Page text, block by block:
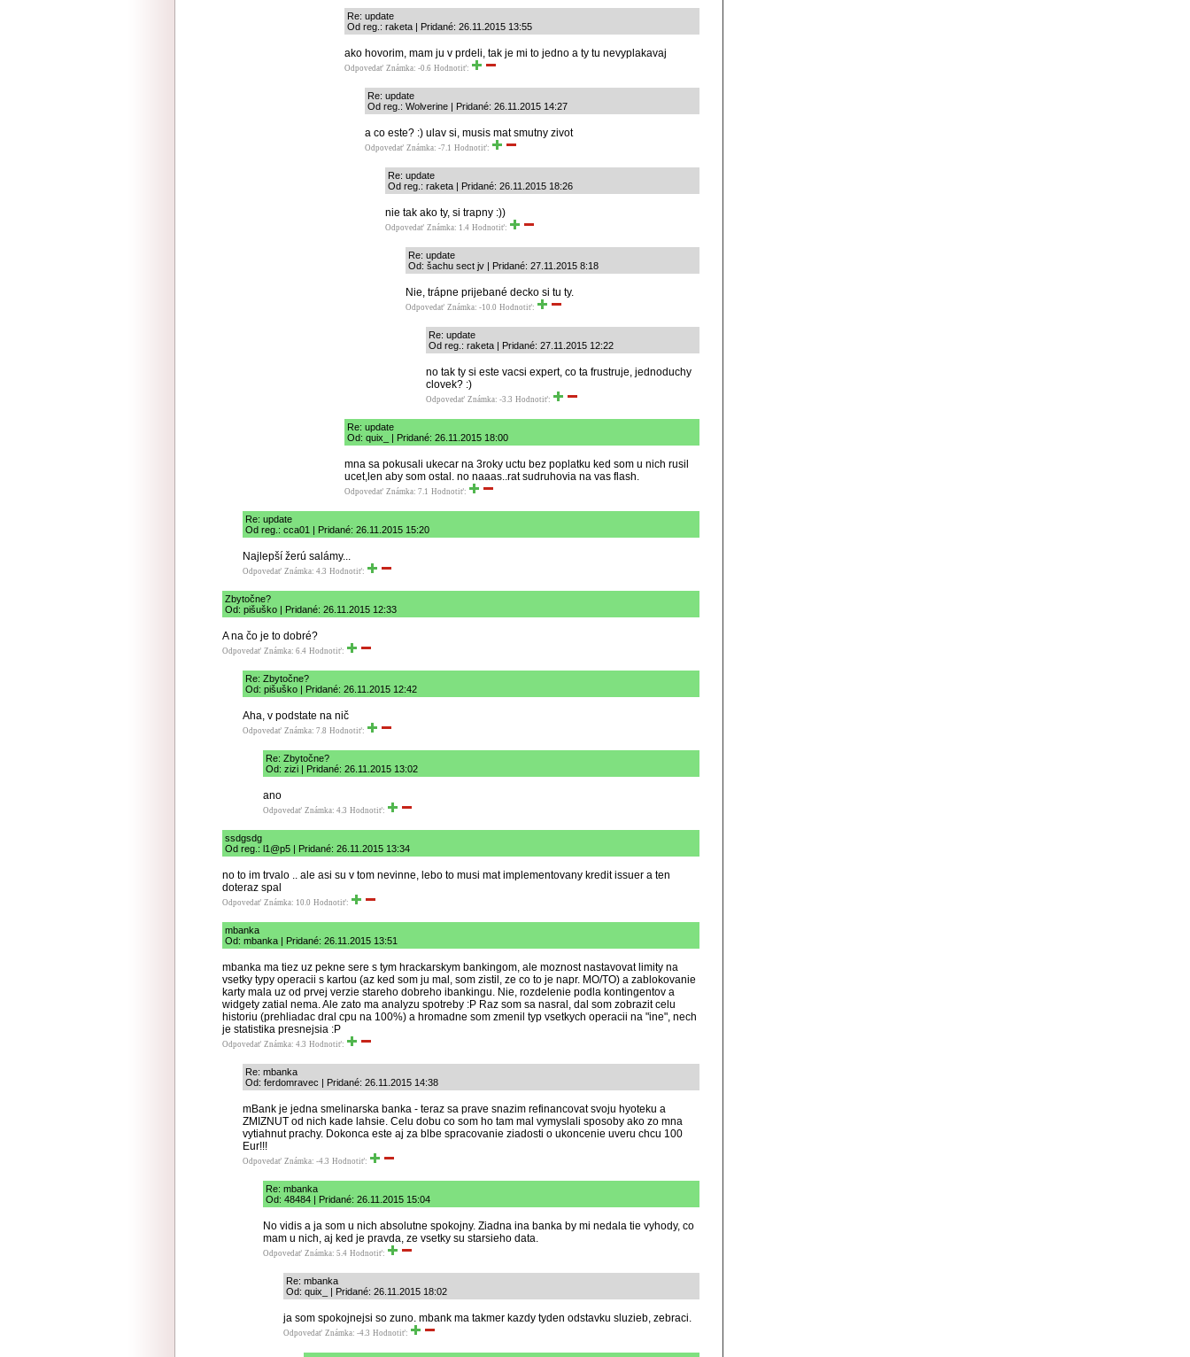
Re: update
Od reg.: raketa | Pridané: 26.11.2015 13:55
ako hovorim, mam ju v prdeli, tak je mi to jedno a ty tu nevyplakavaj
Odpovedať Známka: -0.6 Hodnotiť:
Re: update
Od reg.: Wolverine | Pridané: 26.11.2015 14:27
a co este? :) ulav si, musis mat smutny zivot
Odpovedať Známka: -7.1 Hodnotiť:
Re: update
Od reg.: raketa | Pridané: 26.11.2015 18:26
nie tak ako ty, si trapny :))
Odpovedať Známka: 1.4 Hodnotiť:
Re: update
Od: šachu sect jv | Pridané: 27.11.2015 8:18
Nie, trápne prijebané decko si tu ty.
Odpovedať Známka: -10.0 Hodnotiť:
Re: update
Od reg.: raketa | Pridané: 27.11.2015 12:22
no tak ty si este vacsi expert, co ta frustruje, jednoduchy
clovek? :)
Odpovedať Známka: -3.3 Hodnotiť:
Re: update
Od: quix_ | Pridané: 26.11.2015 18:00
mna sa pokusali ukecar na 3roky uctu bez poplatku ked som u nich rusil
ucet,len aby som ostal. no naaas..rat sudruhovia na vas flash.
Odpovedať Známka: 7.1 Hodnotiť:
Re: update
Od reg.: cca01 | Pridané: 26.11.2015 15:20
Najlepší žerú salámy...
Odpovedať Známka: 4.3 Hodnotiť:
Zbytočne?
Od: pišuško | Pridané: 26.11.2015 12:33
A na čo je to dobré?
Odpovedať Známka: 6.4 Hodnotiť:
Re: Zbytočne?
Od: pišuško | Pridané: 26.11.2015 12:42
Aha, v podstate na nič
Odpovedať Známka: 7.8 Hodnotiť:
Re: Zbytočne?
Od: zizi | Pridané: 26.11.2015 13:02
ano
Odpovedať Známka: 4.3 Hodnotiť:
ssdgsdg
Od reg.: l1@p5 | Pridané: 26.11.2015 13:34
no to im trvalo .. ale asi su v tom nevinne, lebo to musi mat implementovany kredit issuer a ten
doteraz spal
Odpovedať Známka: 10.0 Hodnotiť:
mbanka
Od: mbanka | Pridané: 26.11.2015 13:51
mbanka ma tiez uz pekne sere s tym hrackarskym bankingom, ale moznost nastavovat limity na
vsetky typy operacii s kartou (az ked som ju mal, som zistil, ze co to je napr. MO/TO) a zablokovanie
karty mala uz od prvej verzie stareho dobreho ibankingu. Nie, rozdelenie podla kontingentov a
widgety zatial nema. Ale zato ma analyzu spotreby :P Raz som sa nasral, dal som zobrazit celu
historiu (prehliadac dral cpu na 100%) a hromadne som zmenil typ vsetkych operacii na "ine", nech
je statistika presnejsia :P
Odpovedať Známka: 4.3 Hodnotiť:
Re: mbanka
Od: ferdomravec | Pridané: 26.11.2015 14:38
mBank je jedna smelinarska banka - teraz sa prave snazim refinancovat svoju hyoteku a
ZMIZNUT od nich kade lahsie. Celu dobu co som ho tam mal vymyslali sposoby ako zo mna
vytiahnut prachy. Dokonca este aj za blbe spracovanie ziadosti o ukoncenie uveru chcu 100
Eur!!!
Odpovedať Známka: -4.3 Hodnotiť:
Re: mbanka
Od: 48484 | Pridané: 26.11.2015 15:04
No vidis a ja som u nich absolutne spokojny. Ziadna ina banka by mi nedala tie vyhody, co
mam u nich, aj ked je pravda, ze vsetky su starsieho data.
Odpovedať Známka: 5.4 Hodnotiť:
Re: mbanka
Od: quix_ | Pridané: 26.11.2015 18:02
ja som spokojnejsi so zuno. mbank ma takmer kazdy tyden odstavku sluzieb, zebraci.
Odpovedať Známka: -4.3 Hodnotiť: